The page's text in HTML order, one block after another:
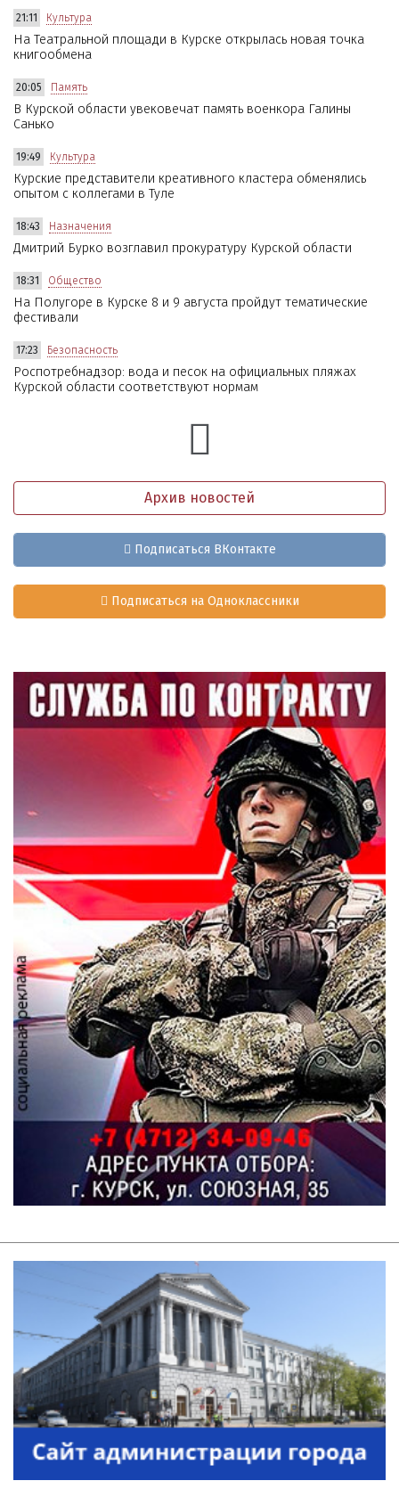
21:11 Культура
На Театральной площади в Курске открылась новая точка
книгообмена
20:05 Память
В Курской области увековечат память военкора Галины
Санько
19:49 Культура
Курские представители креативного кластера обменялись
опытом с коллегами в Туле
18:43 Назначения
Дмитрий Бурко возглавил прокуратуру Курской области
18:31 Общество
На Полугоре в Курске 8 и 9 августа пройдут тематические
фестивали
17:23 Безопасность
Роспотребнадзор: вода и песок на официальных пляжах
Курской области соответствуют нормам
Архив новостей
Подписаться ВКонтакте
Подписаться на Одноклассники